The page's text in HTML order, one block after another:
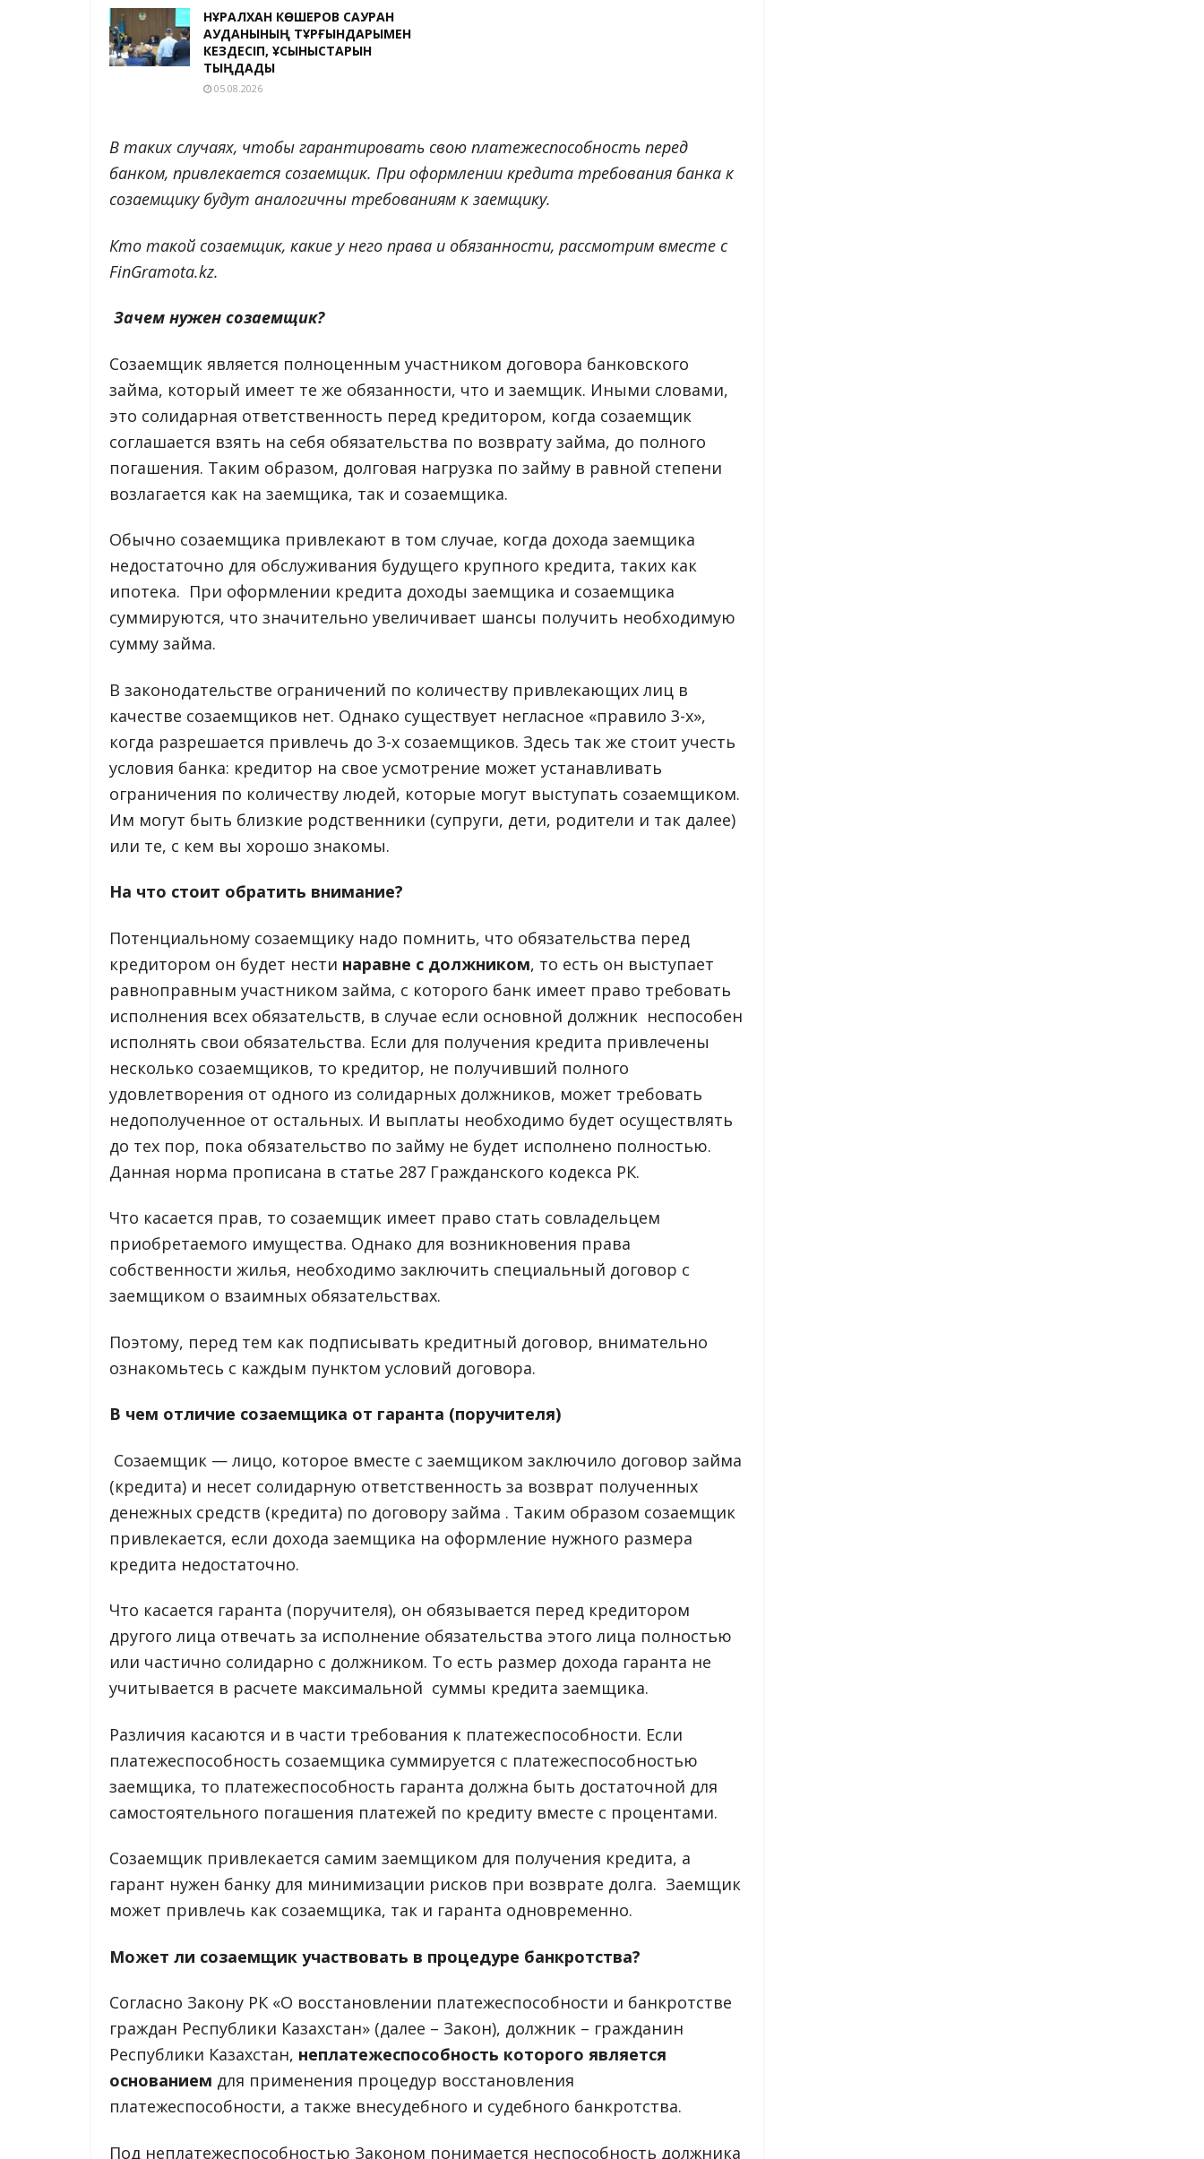
НҰРАЛХАН КӨШЕРОВ САУРАН
АУДАНЫНЫҢ ТҰРҒЫНДАРЫМЕН
КЕЗДЕСІП, ҰСЫНЫСТАРЫН
ТЫҢДАДЫ
05.08.2026
В таких случаях, чтобы гарантировать свою платежеспособность перед
банком, привлекается созаемщик. При оформлении кредита требования банка к
созаемщику будут аналогичны требованиям к заемщику.
Кто такой созаемщик, какие у него права и обязанности, рассмотрим вместе с
FinGramota.kz.
Зачем нужен созаемщик?
Созаемщик является полноценным участником договора банковского
займа, который имеет те же обязанности, что и заемщик. Иными словами,
это солидарная ответственность перед кредитором, когда созаемщик
соглашается взять на себя обязательства по возврату займа, до полного
погашения. Таким образом, долговая нагрузка по займу в равной степени
возлагается как на заемщика, так и созаемщика.
Обычно созаемщика привлекают в том случае, когда дохода заемщика
недостаточно для обслуживания будущего крупного кредита, таких как
ипотека. При оформлении кредита доходы заемщика и созаемщика
суммируются, что значительно увеличивает шансы получить необходимую
сумму займа.
В законодательстве ограничений по количеству привлекающих лиц в
качестве созаемщиков нет. Однако существует негласное «правило 3-х»,
когда разрешается привлечь до 3-х созаемщиков. Здесь так же стоит учесть
условия банка: кредитор на свое усмотрение может устанавливать
ограничения по количеству людей, которые могут выступать созаемщиком.
Им могут быть близкие родственники (супруги, дети, родители и так далее)
или те, с кем вы хорошо знакомы.
На что стоит обратить внимание?
Потенциальному созаемщику надо помнить, что обязательства перед
кредитором он будет нести наравне с должником, то есть он выступает
равноправным участником займа, с которого банк имеет право требовать
исполнения всех обязательств, в случае если основной должник неспособен
исполнять свои обязательства. Если для получения кредита привлечены
несколько созаемщиков, то кредитор, не получивший полного
удовлетворения от одного из солидарных должников, может требовать
недополученное от остальных. И выплаты необходимо будет осуществлять
до тех пор, пока обязательство по займу не будет исполнено полностью.
Данная норма прописана в статье 287 Гражданского кодекса РК.
Что касается прав, то созаемщик имеет право стать совладельцем
приобретаемого имущества. Однако для возникновения права
собственности жилья, необходимо заключить специальный договор с
заемщиком о взаимных обязательствах.
Поэтому, перед тем как подписывать кредитный договор, внимательно
ознакомьтесь с каждым пунктом условий договора.
В чем отличие созаемщика от гаранта (поручителя)
Созаемщик — лицо, которое вместе с заемщиком заключило договор займа
(кредита) и несет солидарную ответственность за возврат полученных
денежных средств (кредита) по договору займа . Таким образом созаемщик
привлекается, если дохода заемщика на оформление нужного размера
кредита недостаточно.
Что касается гаранта (поручителя), он обязывается перед кредитором
другого лица отвечать за исполнение обязательства этого лица полностью
или частично солидарно с должником. То есть размер дохода гаранта не
учитывается в расчете максимальной суммы кредита заемщика.
Различия касаются и в части требования к платежеспособности. Если
платежеспособность созаемщика суммируется с платежеспособностью
заемщика, то платежеспособность гаранта должна быть достаточной для
самостоятельного погашения платежей по кредиту вместе с процентами.
Созаемщик привлекается самим заемщиком для получения кредита, а
гарант нужен банку для минимизации рисков при возврате долга. Заемщик
может привлечь как созаемщика, так и гаранта одновременно.
Может ли созаемщик участвовать в процедуре банкротства?
Согласно Закону РК «О восстановлении платежеспособности и банкротстве
граждан Республики Казахстан» (далее – Закон), должник – гражданин
Республики Казахстан, неплатежеспособность которого является
основанием для применения процедур восстановления
платежеспособности, а также внесудебного и судебного банкротства.
Под неплатежеспособностью Законом понимается неспособность должника